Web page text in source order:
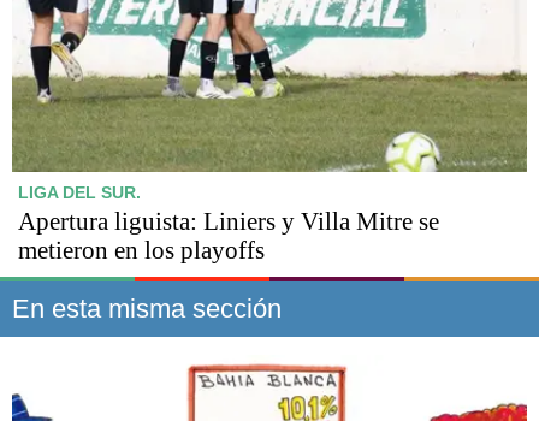
LIGA DEL SUR.
Apertura liguista: Liniers y Villa Mitre se
metieron en los playoffs
En esta misma sección